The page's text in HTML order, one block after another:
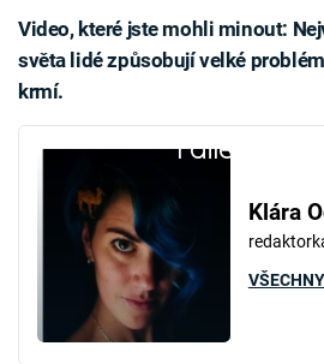
Video, které jste mohli minout:
světa lidé způsobují velké
krmí.
Failed to
Klára